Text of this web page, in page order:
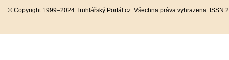
© Copyright 1999–2024 Truhlářský Portál.cz. Všechna práva vyhrazena.